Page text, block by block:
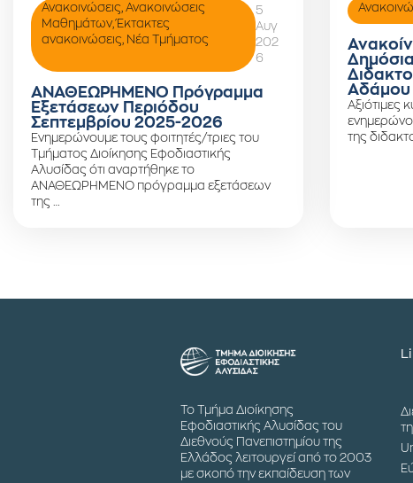
Ανακοινώσεις Ανακοινώσεις
Μαθημάτων,Έκτακτες
ανακοινώσεις
Νέα Τμήματος
5
Αυγ
202
6
ΑΝΑΘΕΩΡΗΜΕΝΟ Πρόγραμμα
Εξετάσεων Περιόδου
Σεπτεμβρίου 2025-2026
Ενημερώνουμε τους φοιτητές/τριες του
Τμήματος Διοίκησης Εφοδιαστικής
Αλυσίδας ότι αναρτήθηκε το
ΑΝΑΘΕΩΡΗΜΕΝΟ πρόγραμμα εξετάσεων
της …
Αδάμου
Αξιότιμες
της
Το Τμήμα Διοίκησης
Εφοδιαστικής Αλυσίδας του
Διεθνούς Πανεπιστημίου της
Ελλάδος λειτουργεί από το 2003
με σκοπό την εκπαίδευση των